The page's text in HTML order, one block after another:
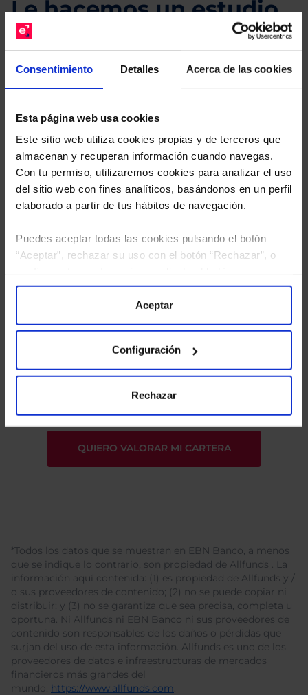
Consentimiento Detalles Acerca de las cookies
Esta página web usa cookies
Este sitio web utiliza cookies propias y de terceros que
almacenan y recuperan información cuando navegas.
Con tu permiso, utilizaremos cookies para analizar el uso
del sitio web con fines analíticos, basándonos en un perfil
elaborado a partir de tus hábitos de navegación.
Puedes aceptar todas las cookies pulsando el botón
“Aceptar”, rechazar su uso con el botón “Rechazar”, o
“Configuración”. Consulta nuestraPolítica
para más información.
Aceptar
Configuración
Rechazar
Le hacemos un estudio
gratuito de su cartera.
Descárguese el archivoe indíquenos los ISINs de
Limpias con las que podrá ahorrar en sus costes.
la política de privacidad
y consiento el
tratamiento de mis datos personales.
*Todos los datos que se muestran en EBN Banco, a menos
que se indique lo contrario, son propiedad de Allfunds . La
información aquí contenida: (1) es propiedad de Allfunds y /
o sus proveedores de contenido; (2) no se puede copiar ni
distribuir; y (3) no se garantiza que sea precisa, completa u
oportuna. Ni Allfunds ni EBN Banco ni sus proveedores de
contenido son responsables de los daños o pérdidas que
surjan del uso de esta información. Allfunds es uno de los
proveedores de datos e infraestructuras de mercados
financieros más grandes del
mundo. https://www.allfunds.com.